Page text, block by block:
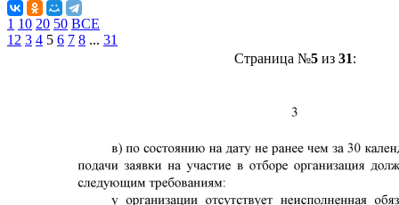
1 10 20 50 ВСЕ
1 2 3 4 5 6 7 8 ... 31
Страница №5из 31: